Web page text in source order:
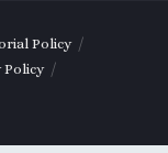
Policy
Policy